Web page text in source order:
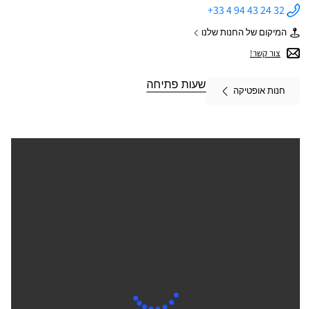
התקשר
לחנות
Opticien
PUGET-
SUR-
Center ב
+33 4 94 43 24 32
המיקום של החנות שלנו של
Opticien
PUGET-
Optical
צור קשר!
חנות אופטיקה
שעות פתיחה